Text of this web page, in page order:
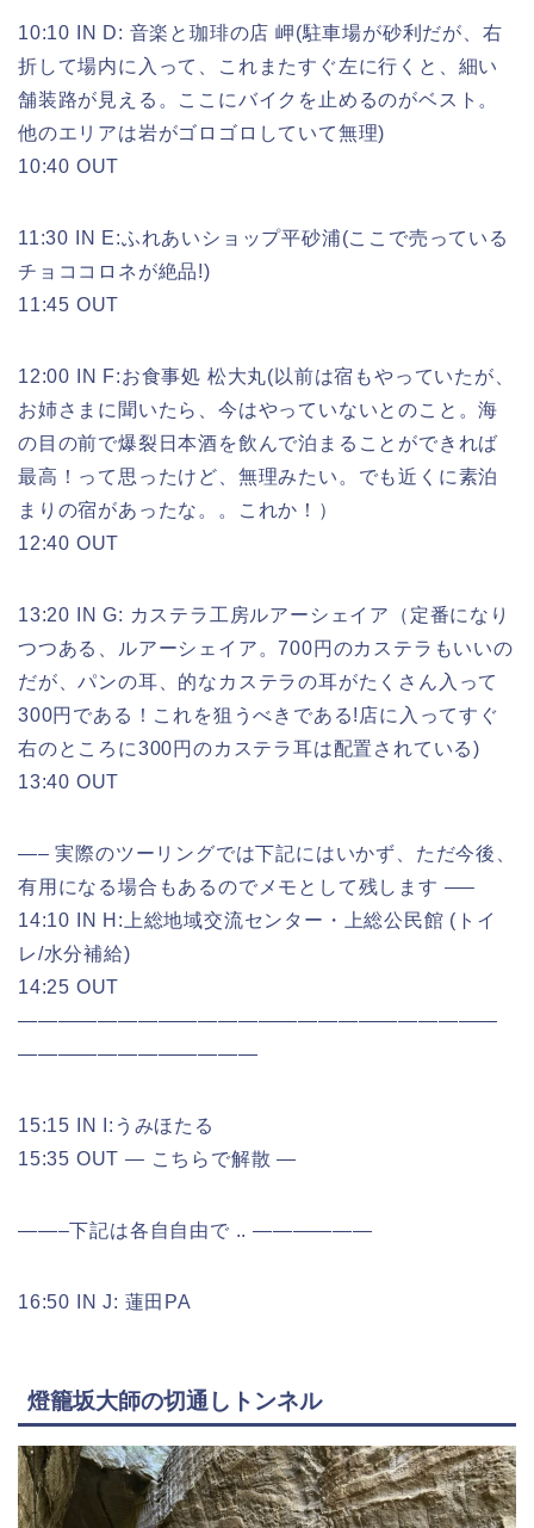
10:10 IN D: 音楽と珈琲の店 岬(駐車場が砂利だが、右
折して場内に入って、これまたすぐ左に行くと、細い
舗装路が見える。ここにバイクを止めるのがベスト。
他のエリアは岩がゴロゴロしていて無理)
10:40 OUT
11:30 IN E:ふれあいショップ平砂浦(ここで売っている
チョココロネが絶品!)
11:45 OUT
12:00 IN F:お食事処 松大丸(以前は宿もやっていたが、
お姉さまに聞いたら、今はやっていないとのこと。海
の目の前で爆裂日本酒を飲んで泊まることができれば
最高！って思ったけど、無理みたい。でも近くに素泊
まりの宿があったな。。これか！）
12:40 OUT
13:20 IN G: カステラ工房ルアーシェイア（定番になり
つつある、ルアーシェイア。700円のカステラもいいの
だが、パンの耳、的なカステラの耳がたくさん入って
300円である！これを狙うべきである!店に入ってすぐ
右のところに300円のカステラ耳は配置されている)
13:40 OUT
—– 実際のツーリングでは下記にはいかず、ただ今後、
有用になる場合もあるのでメモとして残します —–
14:10 IN H:上総地域交流センター・上総公民館 (トイ
レ/水分補給)
14:25 OUT
————————————————————————
————————————
15:15 IN I:うみほたる
15:35 OUT — こちらで解散 —
——–下記は各自自由で .. ——————
16:50 IN J: 蓮田PA
燈籠坂大師の切通しトンネル